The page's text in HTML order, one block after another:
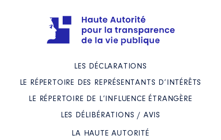
LES DÉCLARATIONS
LE RÉPERTOIRE DES REPRÉSENTANTS D’INTÉRÊTS
LE RÉPERTOIRE DE L’INFLUENCE ÉTRANGÈRE
LES DÉLIBÉRATIONS / AVIS
LA HAUTE AUTORITÉ